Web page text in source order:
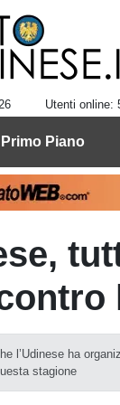
Utenti online:
Primo Piano
l’Udinese ha
stagione